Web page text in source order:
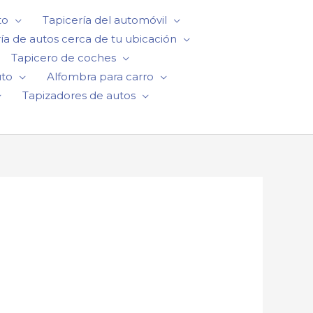
Tapicería del automóvil
de autos cerca de tu ubicación
Tapicero de coches
Alfombra para carro
Tapizadores de autos